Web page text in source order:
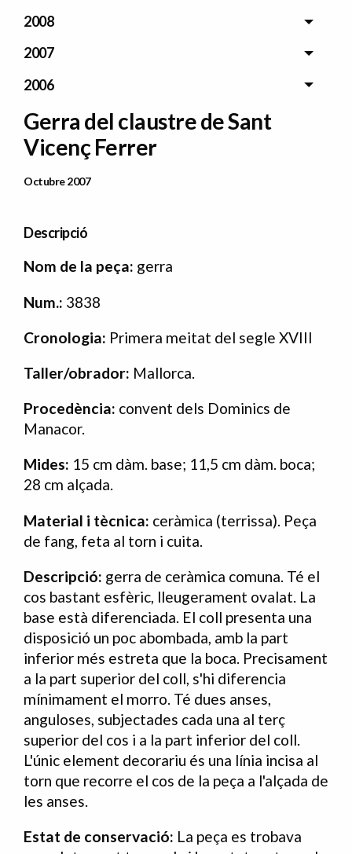
2008
2007
2006
Gerra del claustre de Sant
Vicenç Ferrer
Data Publicació
Octubre 2007
Descripció
Nom de la peça: gerra
Num.: 3838
Cronologia: Primera meitat del segle XVIII
Taller/obrador: Mallorca.
Procedència: convent dels Dominics de
Manacor.
Mides: 15 cm dàm. base; 11,5 cm dàm. boca;
28 cm alçada.
Material i tècnica: ceràmica (terrissa). Peça
de fang, feta al torn i cuita.
Descripció: gerra de ceràmica comuna. Té el
cos bastant esfèric, lleugerament ovalat. La
base està diferenciada. El coll presenta una
disposició un poc abombada, amb la part
inferior més estreta que la boca. Precisament
a la part superior del coll, s'hi diferencia
mínimament el morro. Té dues anses,
anguloses, subjectades cada una al terç
superior del cos i a la part inferior del coll.
L'únic element decorariu és una línia incisa al
torn que recorre el cos de la peça a l'alçada de
les anses.
Estat de conservació: La peça es trobava